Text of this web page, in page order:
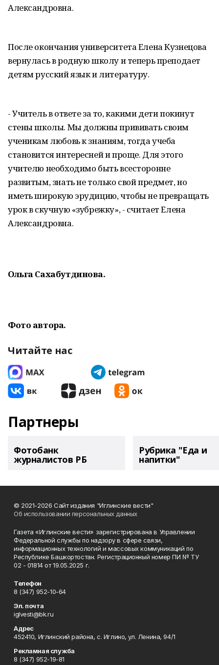
Александровна.
После окончания университета Елена Кузнецова
вернулась в родную школу и теперь преподает
детям русский язык и литературу.
- Учитель в ответе за то, какими дети покинут
стены школы. Мы должны прививать своим
ученикам любовь к знаниям, тогда учеба
становится интересней и проще. Для этого
учителю необходимо быть всесторонне
развитым, знать не только свой предмет, но
иметь широкую эрудицию, чтобы не превращать
урок в скучную «зубрежку», - считает Елена
Александровна.
Ольга Сахабутдинова.
Фото автора.
Читайте нас
Партнеры
Фотобанк
журналистов РБ
Рубрика "Еда и
напитки"
© 2021-2026 Сайт издания "Иглинские вести"
Об использовании персональных данных
Газета «Иглинские вести» зарегистрирована в Управлении
Федеральной службы по надзору в сфере связи,
информационных технологий и массовых коммуникаций по
Республике Башкортостан. Регистрационный номер ПИ № ТУ
02 - 01814 от 19.05.2025 г.
Телефон
8 (347) 952-10-64
Эл. почта
iglvesti@bk.ru
Адрес
452410, Иглинский района, с. Иглино, ул. Ленина, 94/1
Рекламная служба
8 (347) 952-19-81